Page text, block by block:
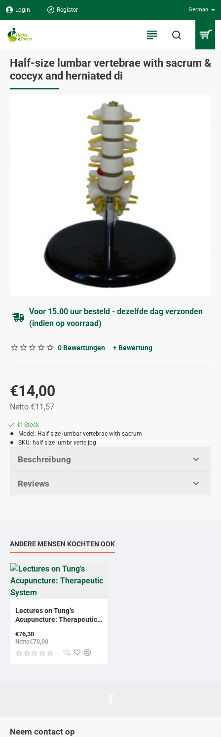
Login Register German
Half-size lumbar vertebrae with sacrum &
coccyx and herniated di
Voor 15.00 uur besteld - dezelfde dag verzonden
(indien op voorraad)
0 Bewertungen - + Bewertung
€14,00
Netto €11,57
In Stock
Model: Half-size lumbar vertebrae with sacrum
SKU: half size lumbr verte.jpg
Beschreibung
Reviews
ANDERE MENSEN KOCHTEN OOK
Lectures on Tung’s
Acupuncture: Therapeutic
€76,30
Netto€70,00
Neem contact op